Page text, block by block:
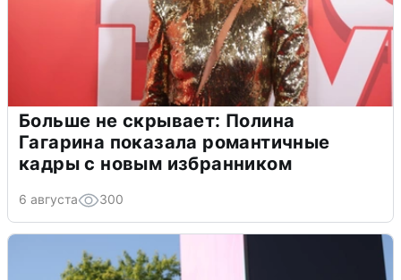
Больше не скрывает: Полина
Гагарина показала романтичные
кадры с новым избранником
6 августа 300